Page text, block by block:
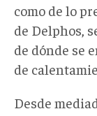
como de lo
de Delphos,
de dónde se
de
Desde